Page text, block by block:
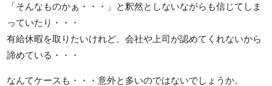
「そんなものかぁ・・・」と釈然としないながらも信じてしま
っていたり・・・
有給休暇を取りたいけれど、会社や上司が認めてくれないから
諦めている・・・
なんてケースも・・・意外と多いのではないでしょうか。